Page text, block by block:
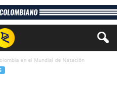
en el Mundial de Natación